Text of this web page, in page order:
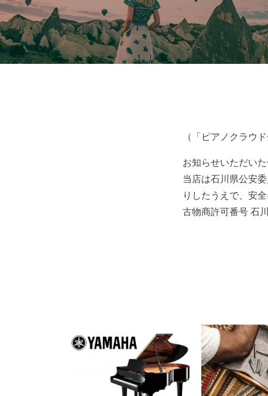
（「ピアノクラウ
お知らせいただい
当店は石川県公安
りしたうえで、安
古物商許可番号 石